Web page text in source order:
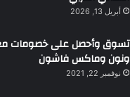
أبريل 13, 2026
تسوق وأحصل على خصومات
ونون وماكس فاشون
نوفمبر 22, 2021